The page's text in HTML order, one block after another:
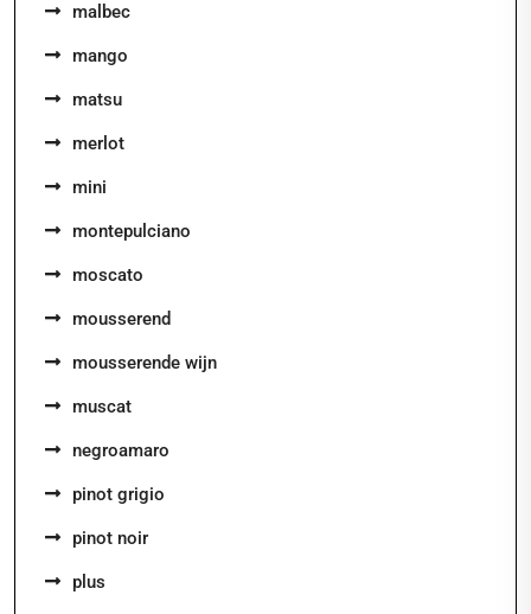
malbec
mango
matsu
merlot
mini
montepulciano
moscato
mousserend
mousserende wijn
muscat
negroamaro
pinot grigio
pinot noir
plus